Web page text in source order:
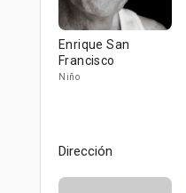
Enrique San
Francisco
Niño
Dirección